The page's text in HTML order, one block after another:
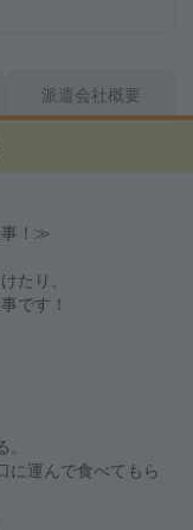
派遣会社概要
事！≫
たり、
です！
に運んで食べてもら